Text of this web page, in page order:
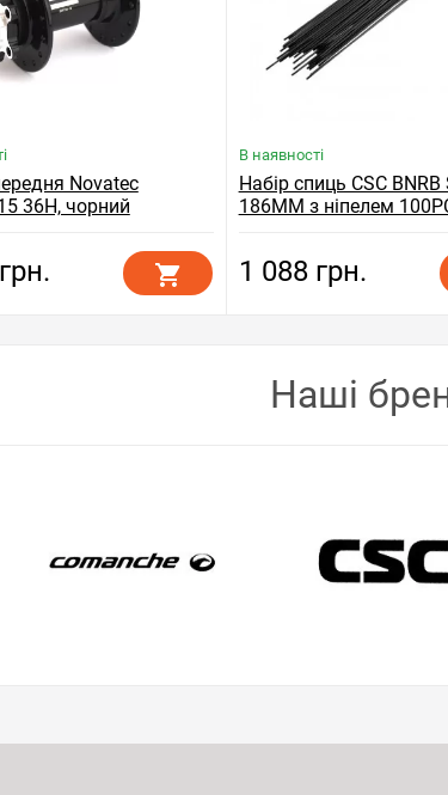
Novatec
36H, чорний
В наявності
Набір спиць CSC BNRB
186MM з ніпелем
1 088 грн.
Наші